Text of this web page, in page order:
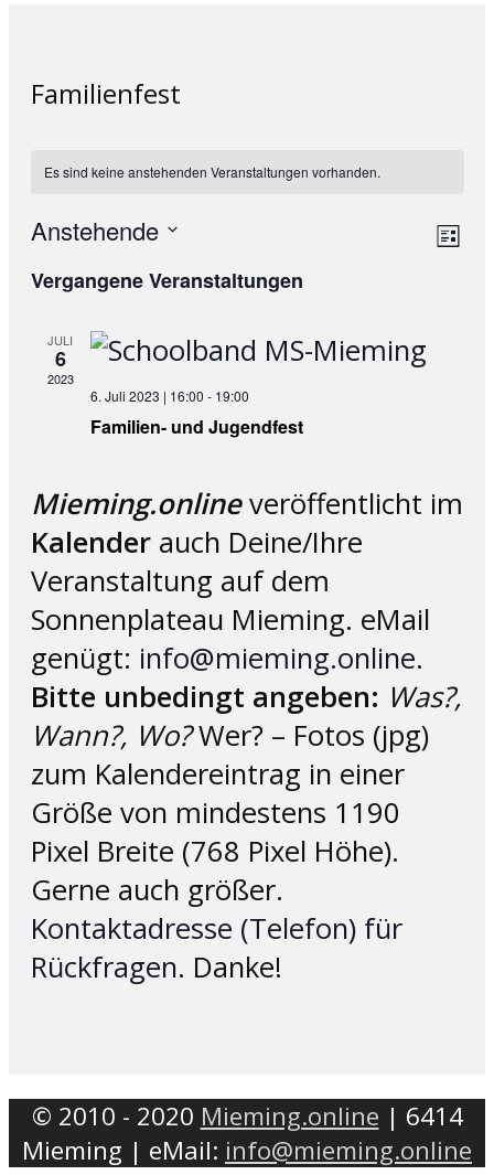
Familienfest
Es sind keine anstehenden Veranstaltungen vorhanden.
Anstehende
Datum
wählen.
Vergangene Veranstaltungen
JULI
6
2023
6. Juli 2023 | 16:00 - 19:00
Familien- und Jugendfest
Mieming.onlineveröffentlicht im
Kalenderauch Deine/Ihre
Veranstaltung auf dem
Sonnenplateau Mieming. eMail
genügt: info@mieming.online.
Bitte unbedingt angeben: Was?,
Wann?, Wo?Wer? – Fotos (jpg)
zum Kalendereintrag in einer
Größe von mindestens 1190
Pixel Breite (768 Pixel Höhe).
Gerne auch größer.
Kontaktadresse (Telefon) für
Rückfragen. Danke!
© 2010 - 2020 Mieming.online | 6414
Mieming | eMail: info@mieming.online